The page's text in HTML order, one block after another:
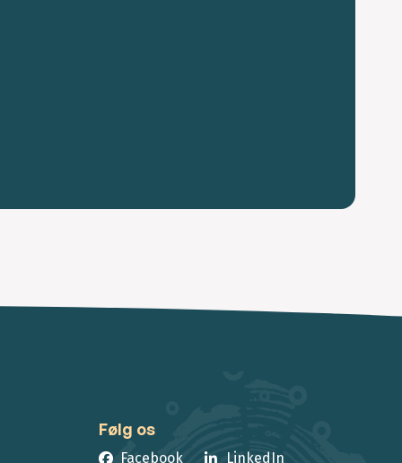
Følg os
Facebook LinkedIn